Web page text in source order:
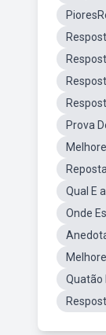
Prova
Qual E
Onde
Quatão